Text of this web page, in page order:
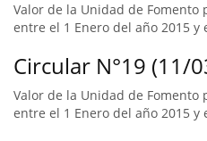
Valor de la Unidad de
entre el 1 Enero del año 2015 y
Circular N°19 (11/
Valor de la Unidad de
entre el 1 Enero del año 2015 y